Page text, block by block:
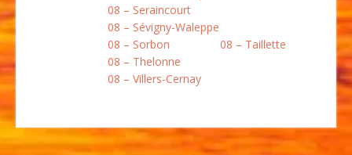
08 – Seraincourt
08 – Sévigny-Waleppe
08 – Sorbon
08 – Taillette
08 – Thelonne
08 – Villers-Cernay